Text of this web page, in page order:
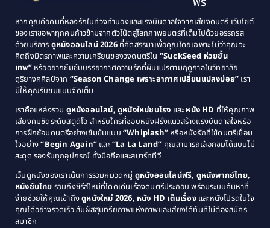
Classic หนังคลาสสิก(25)
Comedy ตลก(46)
Comedy ตลก(515)
Coming of Age ก้าวพ้นวัย(1)
Coming-of-Age(3)
Community(1)
Crime อาชญากรรม(78)
1989
1988
1987
1986
1985
1984
1983
1982
1979
1978
1976
1975
1974
1971
1970
1969
1968
1964
1963
หากคุณคือคนที่หลงรักในท่วงทำนองและแรงบันดาลใจจากเสียงดนตรี เว็บไซต์
ของเราขอพาทุกคนก้าวข้ามจากตัวโน้ตสู่โลกภาพยนตร์ที่เต็มไปด้วยอรรถรส
ด้วยบริการ ดูหนังออนไลน์ 2026ที่คัดสรรมาเพื่อคุณโดยเฉพาะ ไม่ว่าคุณจะ
คิดถึงมิตรภาพและความเกรียนของวงดนตรีใน “SuckSeed ห่วยขั้น
เทพ”หรืออยากซึมซับบรรยากาศความรักที่ผันแปรตามฤดูกาลในวิทยาลัย
ดุริยางคศิลป์จาก “Season Change เพราะอากาศเปลี่ยนแปลงบ่อย” เรา
มีให้คุณรับชมแบบจัดเต็ม
เราคือแหล่งรวม ดูหนังออนไลน์, ดูหนังใหม่ชนโรง และ หนัง HD ที่ให้คุณภาพ
เสียงคมชัดระดับสตูดิโอ สำหรับใครที่ชอบหนังฝรั่งแนวสร้างแรงบันดาลใจหรือ
การฝึกซ้อมดนตรีอย่างเข้มข้นแบบ “Whiplash” หรือหนังรักที่ใช้ดนตรีเชื่อม
ใจอย่าง“Begin Again” และ“La La Land” คุณสามารถเลือกชมได้แบบไม่
สะดุด รองรับทุกอุปกรณ์ ทั้งมือถือและสมาร์ททีวี
เว็บดูหนังของเราเน้นการรวมหมวดหมู่ ดูหนังออนไลน์ฟรี, ดูหนังพากย์ไทย,
หนังซับไทย รวมถึงซีรีส์ใหม่ที่โดดเด่นเรื่องดนตรีประกอบ พร้อมระบบค้นหาที่
ง่ายช่วยให้คุณเข้าถึงดูหนังใหม่ 2026, หนัง HD เต็มเรื่องและหนังโปรดในใจ
คุณได้อย่างรวดเร็ว สัมผัสสุนทรียภาพแห่งภาพและเสียงได้ทันทีไม่ต้องสมัคร
สมาชิก